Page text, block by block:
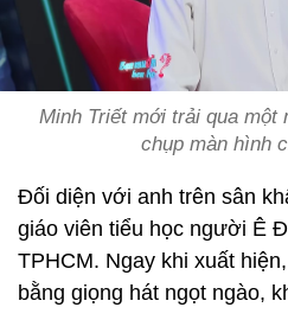
Minh Triết mới trải qua một
chụp màn hình
Đối diện với anh trên sân
giáo viên tiểu học người Ê
TPHCM. Ngay khi xuất
bằng giọng hát ngọt ngào,